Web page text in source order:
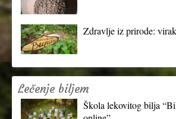
Zdravlje iz prirode: virak
Lečenje biljem
Škola lekovitog bilja